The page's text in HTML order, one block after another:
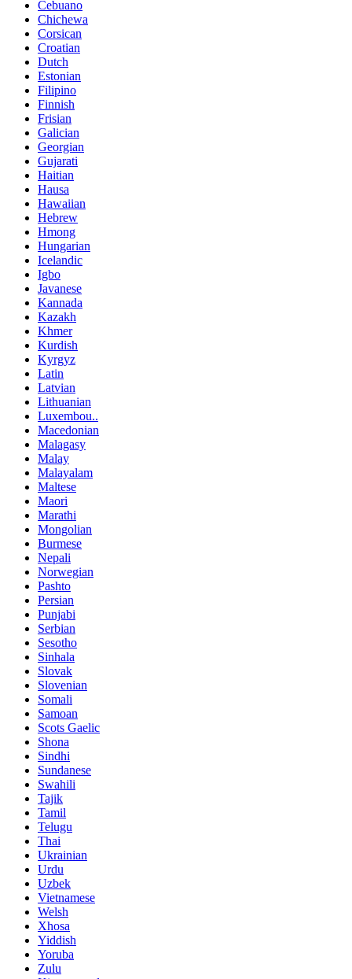
Cebuano
Chichewa
Corsican
Croatian
Dutch
Estonian
Filipino
Finnish
Frisian
Galician
Georgian
Gujarati
Haitian
Hausa
Hawaiian
Hebrew
Hmong
Hungarian
Icelandic
Igbo
Javanese
Kannada
Kazakh
Khmer
Kurdish
Kyrgyz
Latin
Latvian
Lithuanian
Luxembou..
Macedonian
Malagasy
Malay
Malayalam
Maltese
Maori
Marathi
Mongolian
Burmese
Nepali
Norwegian
Pashto
Persian
Punjabi
Serbian
Sesotho
Sinhala
Slovak
Slovenian
Somali
Samoan
Scots Gaelic
Shona
Sindhi
Sundanese
Swahili
Tajik
Tamil
Telugu
Thai
Ukrainian
Urdu
Uzbek
Vietnamese
Welsh
Xhosa
Yiddish
Yoruba
Zulu